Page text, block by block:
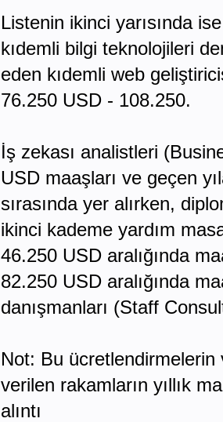
Listenin ikinci yarısında
kıdemli bilgi teknolojileri
eden kıdemli web
76.250 USD - 108.250.
İş zekası analistleri
USD maaşları ve geçen
sırasında yer alırken,
ikinci kademe yardım
46.250 USD aralığında
82.250 USD aralığında
danışmanları (Staff
Not: Bu ücretlendirmelerin
verilen rakamların yıllık
alıntı